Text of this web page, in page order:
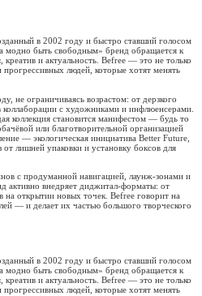
в 2002 году и быстро ставший голосом
модно быть свободным» бренд обращается к
и актуальность. Befree — это не только
людей, которые хотят менять
не ограничиваясь возрастом: от дерзкого
с художниками и инфлюенсерами.
коллекция становится манифестом — будь то
или благотворительной организацией
— экологическая инициатива Better Future,
лишней упаковки и установку боксов для
с продуманной навигацией, лаунж-зонами и
активно внедряет диджитал-форматы: от
открытии новых точек. Befree говорит на
— и делает их частью большого творческого
в 2002 году и быстро ставший голосом
модно быть свободным» бренд обращается к
и актуальность. Befree — это не только
людей, которые хотят менять